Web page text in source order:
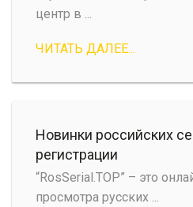
центр в ...
ЧИТАТЬ ДАЛЕЕ...
Новинки российских
регистрации
“RosSerial.TOP” – это
просмотра русских ...